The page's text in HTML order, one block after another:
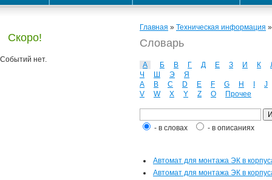
Скоро!
Событий нет.
Главная » Техническая информация
Словарь
А Б В Г Д Е З И К
Ч
Ш Э
Я
A
B C D E F G H
J
V
W X Y Z О Прочее
- в словах - в описаниях
Автомат для монтажа ЭК в
Автомат для монтажа ЭК в